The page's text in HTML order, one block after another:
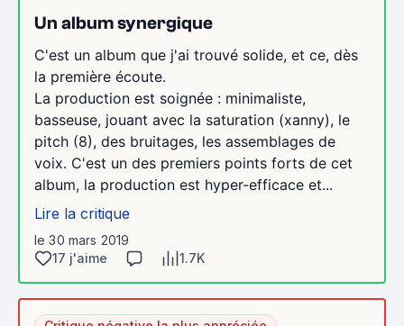
Un album synergique
C'est un album que j'ai trouvé solide, et ce, dès
la première écoute.
La production est soignée : minimaliste,
basseuse, jouant avec la saturation (xanny), le
pitch (8), des bruitages, les assemblages de
voix. C'est un des premiers points forts de cet
album, la production est hyper-efficace et...
Lire la critique
le 30 mars 2019
17 j'aime
1.7K